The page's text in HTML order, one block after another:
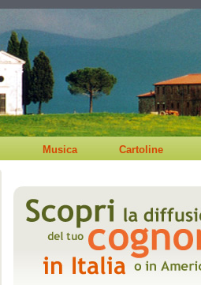
Musica Cartoline